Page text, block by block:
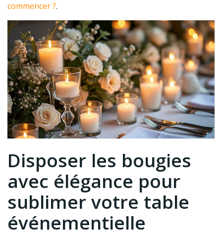
commencer ?.
Disposer les bougies
avec élégance pour
sublimer votre table
événementielle